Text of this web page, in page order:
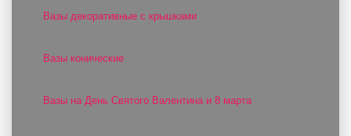
Вазы декоративные с крышками
Вазы конические
Вазы на День Святого Валентина и 8 марта